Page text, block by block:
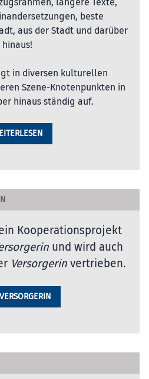
beste
aus der Stadt und darüber
hinaus!
in diversen kulturellen
Szene-Knotenpunkten in
hinaus ständig auf.
Kooperationsprojekt
und wird auch
Versorgerinvertrieben.